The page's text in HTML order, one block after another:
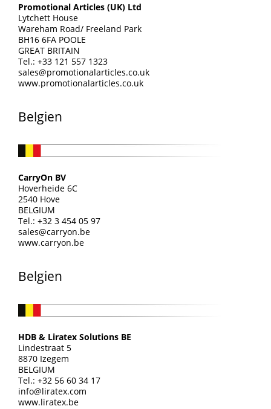
Promotional Articles (UK) Ltd
Lytchett House
Wareham Road/ Freeland Park
BH16 6FA POOLE
GREAT BRITAIN
Tel.: +33 121 557 1323
sales@promotionalarticles.co.uk
www.promotionalarticles.co.uk
Belgien
CarryOn BV
Hoverheide 6C
2540 Hove
BELGIUM
Tel.: +32 3 454 05 97
sales@carryon.be
www.carryon.be
Belgien
HDB & Liratex Solutions BE
Lindestraat 5
8870 Izegem
BELGIUM
Tel.: +32 56 60 34 17
info@liratex.com
www.liratex.be